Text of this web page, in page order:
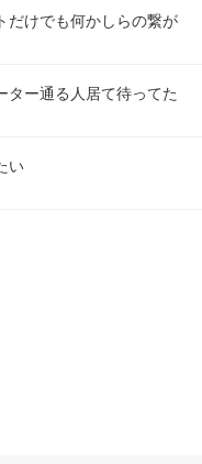
だけでも何かしらの繋が
ター通る人居て待ってた
い